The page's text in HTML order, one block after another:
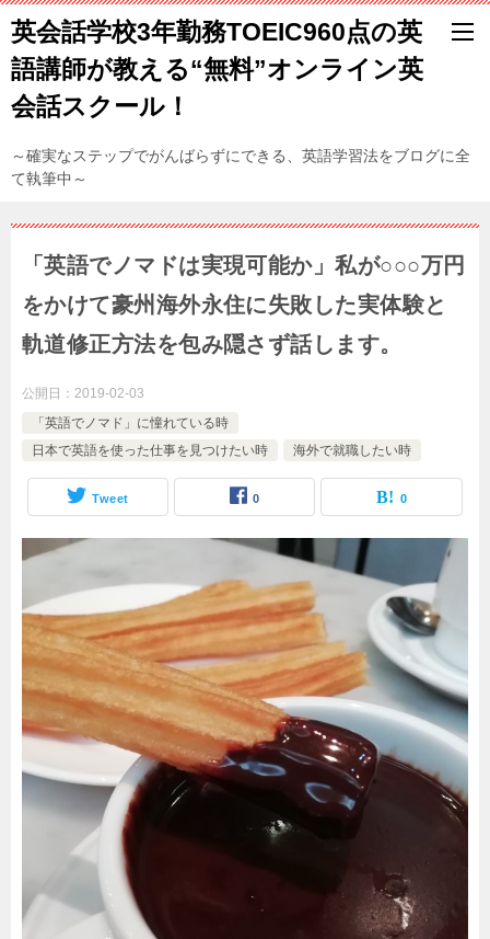
英会話学校3年勤務TOEIC960点の英
語講師が教える“無料”オンライン英
会話スクール！
～確実なステップでがんばらずにできる、英語学習法をブログに全
て執筆中～
「英語でノマドは実現可能か」私が○○○万円
をかけて豪州海外永住に失敗した実体験と
軌道修正方法を包み隠さず話します。
公開日： 2019-02-03
「英語でノマド」に憧れている時
日本で英語を使った仕事を見つけたい時
海外で就職したい時
Tweet 0 0